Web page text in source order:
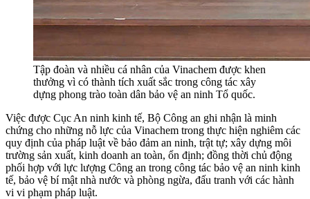
Tập đoàn và nhiều cá nhân của Vinachem được khen
thưởng vì có thành tích xuất sắc trong công tác xây
dựng phong trào toàn dân bảo vệ an ninh Tổ quốc.
Việc được Cục An ninh kinh tế, Bộ Công an ghi nhận là minh
chứng cho những nỗ lực của Vinachem trong thực hiện nghiêm các
quy định của pháp luật về bảo đảm an ninh, trật tự; xây dựng môi
trường sản xuất, kinh doanh an toàn, ổn định; đồng thời chủ động
phối hợp với lực lượng Công an trong công tác bảo vệ an ninh kinh
tế, bảo vệ bí mật nhà nước và phòng ngừa, đấu tranh với các hành
vi vi phạm pháp luật.